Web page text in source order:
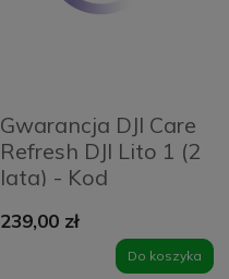
Gwarancja DJI Care
Refresh DJI Lito 1 (2
lata) - Kod
239,00 zł
Do koszyka